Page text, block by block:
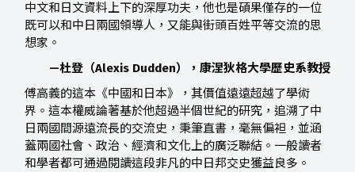
中文和日文資料上下的深厚功夫，他也是碩果僅存的一位
既可以和中日兩國領導人，又能與街頭百姓平等交流的思
想家。
—杜登（Alexis Dudden），康涅狄格大學歷史系教授
傅高義的這本《中國和日本》，其價值遠遠超越了學術
界。這本權威論著基於他超過半個世紀的研究，追溯了中
日兩國間源遠流長的交流史，秉筆直書，毫無偏袒，並涵
蓋兩國社會、政治、經濟和文化上的廣泛聯結。一般讀者
和學者都可通過閱讀這段非凡的中日邦交史獲益良多。